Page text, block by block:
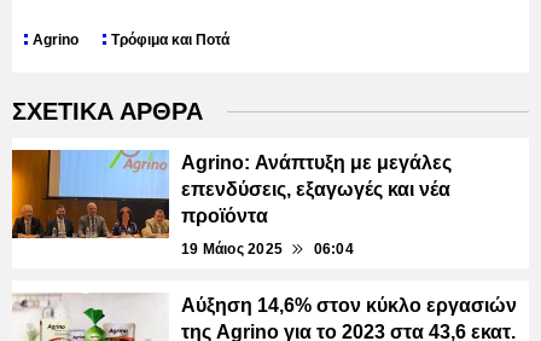
Agrino Τρόφιμα και Ποτά
ΣΧΕΤΙΚΑ ΑΡΘΡΑ
Agrino: Ανάπτυξη με μεγάλες
επενδύσεις, εξαγωγές και νέα
προϊόντα
19 Μάιος 2025 06:04
Αύξηση 14,6% στον κύκλο εργασιών
της Agrino για το 2023 στα 43,6 εκατ.